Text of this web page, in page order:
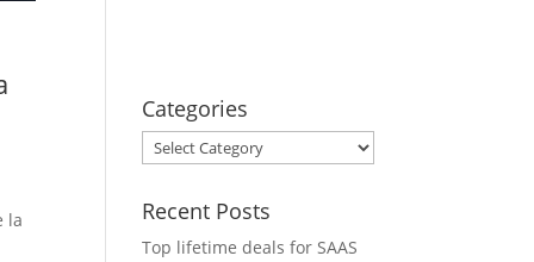
la
Categories
Categories
Recent Posts
Top lifetime deals for SAAS